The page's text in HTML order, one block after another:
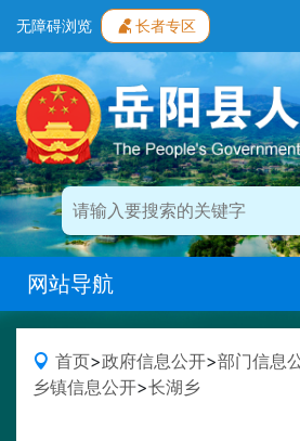
无障碍浏览 长者专区
网站导航
首页>政府信息公开>部门信息
乡镇信息公开>长湖乡